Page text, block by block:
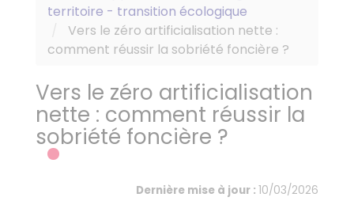
territoire - transition écologique
Vers le zéro artificialisation nette :
comment réussir la sobriété foncière ?
Vers le zéro artificialisation
nette : comment réussir la
sobriété foncière ?
Dernière mise à jour : 10/03/2026